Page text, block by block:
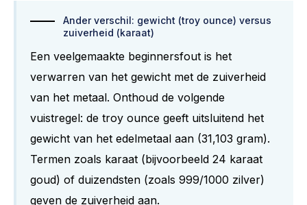
Ander verschil: gewicht (troy ounce) versus
zuiverheid (karaat)
Een veelgemaakte beginnersfout is het
verwarren van het gewicht met de zuiverheid
van het metaal. Onthoud de volgende
vuistregel: de troy ounce geeft uitsluitend het
gewicht van het edelmetaal aan (31,103 gram).
Termen zoals karaat (bijvoorbeeld 24 karaat
goud) of duizendsten (zoals 999/1000 zilver)
geven de zuiverheid aan.